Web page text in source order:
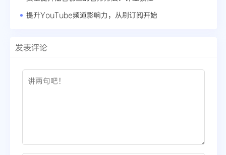
提升YouTube频道影响力，从刷订阅开始
发表评论